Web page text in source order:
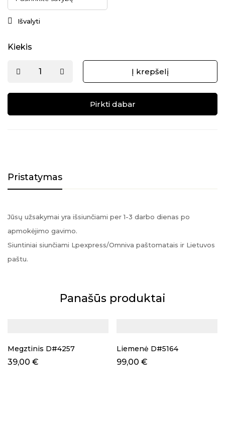
Išvalyti
Kiekis
Į krepšelį
Pirkti dabar
Pristatymas
Jūsų užsakymai yra išsiunčiami per 1-3 darbo dienas po
apmokėjimo gavimo.
Siuntiniai siunčiami Lpexpress/Omniva paštomatais ir Lietuvos
paštu.
Panašūs produktai
Megztinis D#4257
39,00 €
Liemenė D#5164
99,00 €